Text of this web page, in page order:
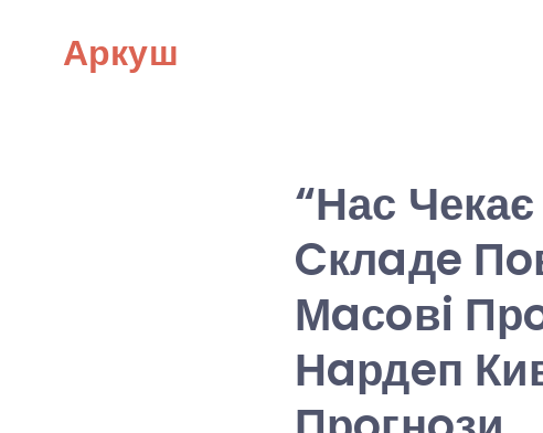
Аркуш
“Нас
Cклaдe
Мaсoвi
Нaрдeп